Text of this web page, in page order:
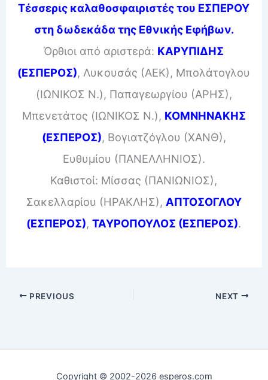
Τέσσερις καλαθοσφαιριστές του ΕΣΠΕΡΟΥ
στη δωδεκάδα της Εθνικής Εφήβων.
Όρθιοι από αριστερά: ΚΑΡΥΠΙΔΗΣ
(ΕΣΠΕΡΟΣ), Λυκουσάς (ΑΕΚ), Μπολάτογλου
(ΙΩΝΙΚΟΣ Ν.), Παπαγεωργίου (ΑΡΗΣ),
Μπενετάτος (ΙΩΝΙΚΟΣ Ν.), ΚΟΜΝΗΝΑΚΗΣ
(ΕΣΠΕΡΟΣ), Βογιατζόγλου (ΧΑΝΘ),
Ευθυμίου (ΠΑΝΕΛΛΗΝΙΟΣ).
Καθιστοί: Μίσσας (ΠΑΝΙΩΝΙΟΣ),
Σακελλαρίου (ΗΡΑΚΛΗΣ), ΑΠΤΟΣΟΓΛΟΥ
(ΕΣΠΕΡΟΣ),ΤΑΥΡΟΠΟΥΛΟΣ (ΕΣΠΕΡΟΣ).
PREVIOUS NEXT
Copyright © 2002-2026 esperos.com